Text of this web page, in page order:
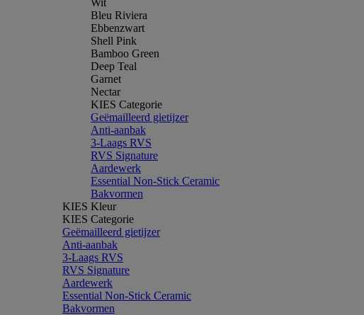
Wit
Bleu Riviera
Ebbenzwart
Shell Pink
Bamboo Green
Deep Teal
Garnet
Nectar
KIES Categorie
Geëmailleerd gietijzer
Anti-aanbak
3-Laags RVS
RVS Signature
Aardewerk
Essential Non-Stick Ceramic
Bakvormen
KIES Kleur
KIES Categorie
Geëmailleerd gietijzer
Anti-aanbak
3-Laags RVS
RVS Signature
Aardewerk
Essential Non-Stick Ceramic
Bakvormen